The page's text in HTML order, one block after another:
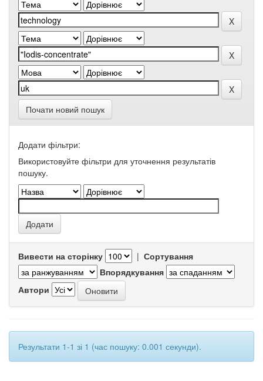
Почати новий пошук
Додати фільтри:
Використовуйте фільтри для уточнення результатів
пошуку.
Вивести на сторінку | Сортування
Впорядкування
Автори
Результати 1-1 зі 1 (час пошуку: 0.001 секунди).